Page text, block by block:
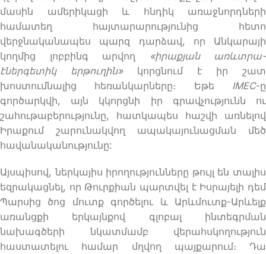
մասին ամերիկացի և հնդիկ առաջնորդների
համատեղ հայտարարությունից հետո
վերջնականապես պարզ դարձավ, որ Անկարայի
կողմից լոբբինգ արվող
«իրաքյան առևտրա-
էներգետիկ երթուղին» կորցնում է իր շատ
խոստումնալից հեռանկարները։ Եթե ​​ IMEC-ը
գործարկվի, այն կկորցնի իր գրավչությունն ու
շահութաբերությունը, հատկապես հաշվի առնելով
Իրաքում շարունակվող ապակայունացման մեծ
հավանականությունը:
Այսպիսով, ներկայիս իրողությունները թույլ են տալիս
եզրակացնել, որ Թուրքիան պարտվել է Իսրայելի դեմ
Պարսից ծոց մուտք գործելու և Արևմուտք-Արևելք
առանցքի երկայնքով գլոբալ ինտեգրման
նախագծերի նկատմամբ վերահսկողություն
հաստատելու համար մղվող պայքարում։ Դա